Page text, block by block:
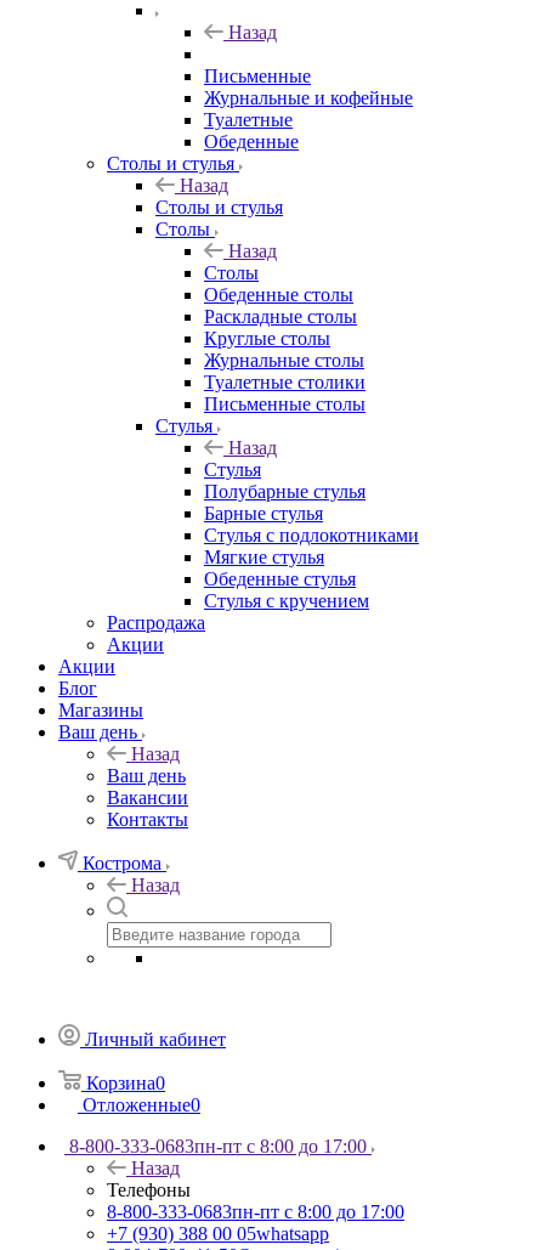
Назад
Письменные
Журнальные и кофейные
Туалетные
Обеденные
Столы и стулья
Назад
Столы и стулья
Столы
Назад
Столы
Обеденные столы
Раскладные столы
Круглые столы
Журнальные столы
Туалетные столики
Письменные столы
Стулья
Назад
Стулья
Полубарные стулья
Барные стулья
Стулья с подлокотниками
Мягкие стулья
Обеденные стулья
Стулья с кручением
Распродажа
Акции
Акции
Блог
Магазины
Ваш день
Назад
Ваш день
Вакансии
Контакты
Кострома
Назад
Личный кабинет
Корзина0
Отложенные0
8-800-333-0683пн-пт с 8:00 до 17:00
Назад
Телефоны
8-800-333-0683пн-пт с 8:00 до 17:00
+7 (930) 388 00 05whatsapp